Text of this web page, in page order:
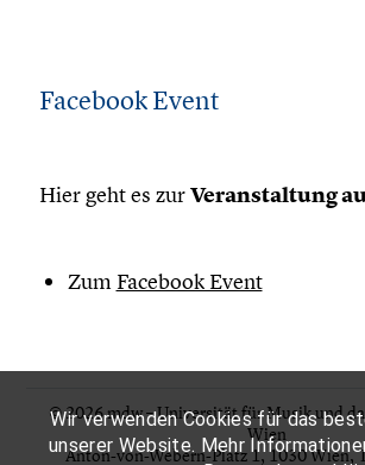
Wir verwenden Cookies für das
unserer Website. Mehr
Facebook Event
Hier geht es zurVeranstaltung
Zum Facebook Event
© 2026 mdw – Universität für Musik und
Wien
Anton-von-Webern-Platz 1, 1030 Wien,